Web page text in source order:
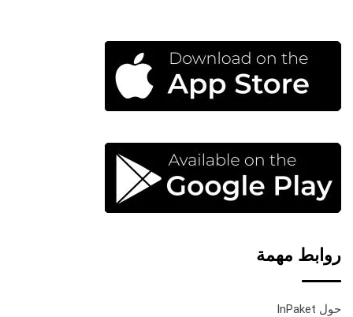
روابط مهمة
حول InPaket